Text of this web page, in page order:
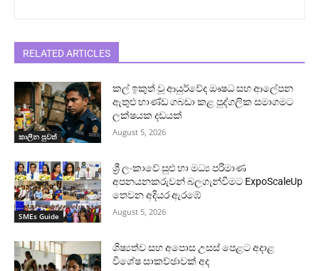
RELATED ARTICLES
කාලීන පුවත්
කල් ඉකුත් වූ ආයුර්වේද ඖෂධ සහ ආලේපන
ඇතුළු භාණ්ඩ ගබඩා කළ පුද්ගලික සමාගමට
ලක්ෂයක දඩයක්
August 5, 2026
SMEs Guide
ශ්‍රී ලංකාවේ සුළු හා මධ්‍ය පරිමාණ
අපනයනකරුවන් බලගැන්වීමට ExpoScaleUp
තෙවන අදියර ඇරඹේ
August 5, 2026
ශිෂ්‍යත්ව සහ අපොස උසස් පෙළට අදාළ
විශේෂ සාකච්ඡාවක් අද